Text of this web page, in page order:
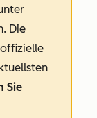
Die
Sie